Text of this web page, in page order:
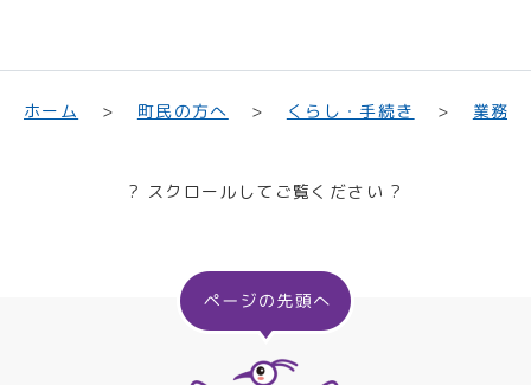
ホーム 町民の方へ くらし・手続き 業務
? スクロールしてご覧ください ?